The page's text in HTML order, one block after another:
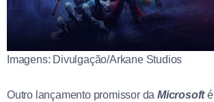
Imagens: Divulgação/Arkane Studios
Outro lançamento promissor da Microsofté